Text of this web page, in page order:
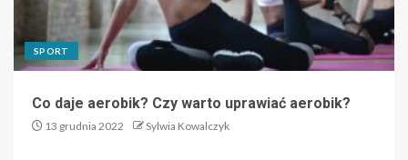
SPORT
Co daje aerobik? Czy warto uprawiać aerobik?
13 grudnia 2022 Sylwia Kowalczyk